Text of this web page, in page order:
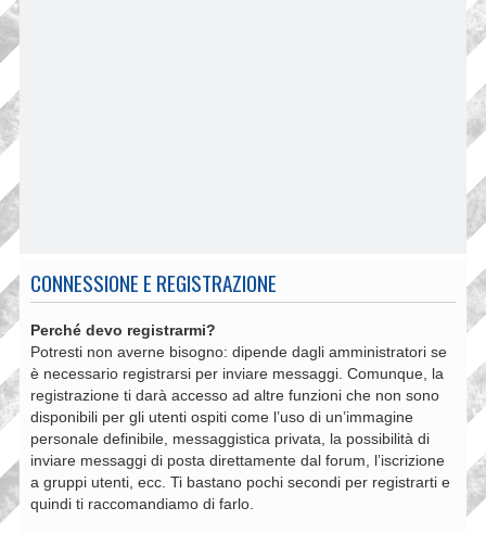
CONNESSIONE E REGISTRAZIONE
Perché devo registrarmi?
Potresti non averne bisogno: dipende dagli amministratori se
è necessario registrarsi per inviare messaggi. Comunque, la
registrazione ti darà accesso ad altre funzioni che non sono
disponibili per gli utenti ospiti come l’uso di un’immagine
personale definibile, messaggistica privata, la possibilità di
inviare messaggi di posta direttamente dal forum, l’iscrizione
a gruppi utenti, ecc. Ti bastano pochi secondi per registrarti e
quindi ti raccomandiamo di farlo.